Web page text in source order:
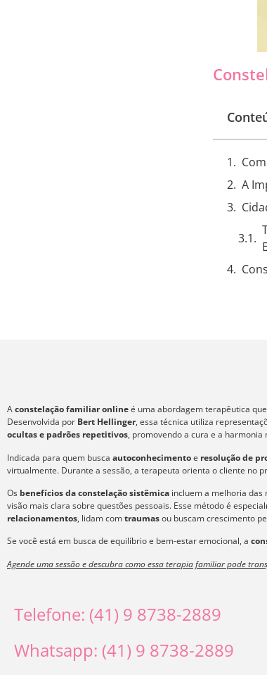
A
Aconstelação familiar onlineé uma abordagem terapêutica
Desenvolvida por Bert Hellinger, essa técnica utiliza
ocultas e padrões repetitivos, promovendo a cura e a harmonia
Indicada para quem busca autoconhecimentoe resolução de
virtualmente. Durante a sessão, a terapeuta orienta o cliente no
Os benefícios da constelação sistêmica incluem a melhoria das
visão mais clara sobre questões pessoais. Esse método é
relacionamentos, lidam comtraumasou buscam crescimento
Se você está em busca de equilíbrio e bem-estar emocional, a
Agende uma sessão e descubra como essa terapia familiar pode
Telefone: (41) 9 8738-2889
Whatsapp: (41) 9 8738-2889